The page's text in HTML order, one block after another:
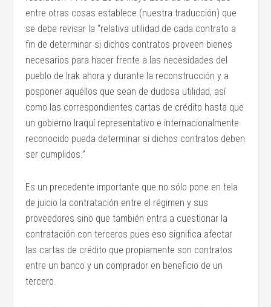
entre otras cosas establece (nuestra traducción) que
se debe revisar la “relativa utilidad de cada contrato a
fin de determinar si dichos contratos proveen bienes
necesarios para hacer frente a las necesidades del
pueblo de Irak ahora y durante la reconstrucción y a
posponer aquéllos que sean de dudosa utilidad, así
como las correspondientes cartas de crédito hasta que
un gobierno Iraquí representativo e internacionalmente
reconocido pueda determinar si dichos contratos deben
ser cumplidos.”
Es un precedente importante que no sólo pone en tela
de juicio la contratación entre el régimen y sus
proveedores sino que también entra a cuestionar la
contratación con terceros pues eso significa afectar
las cartas de crédito que propiamente son contratos
entre un banco y un comprador en beneficio de un
tercero.